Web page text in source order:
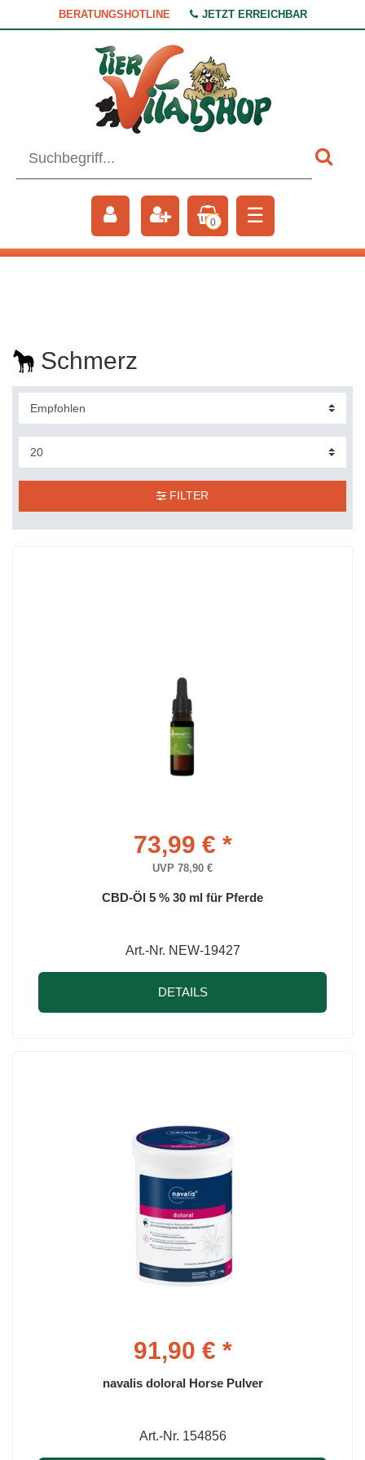
BERATUNGSHOTLINE JETZT ERREICHBAR
0 ☰
Schmerz
FILTER
73,99 € *
UVP 78,90 €
CBD-Öl 5 % 30 ml für Pferde
Art.-Nr. NEW-19427
DETAILS
91,90 € *
navalis doloral Horse Pulver
Art.-Nr. 154856